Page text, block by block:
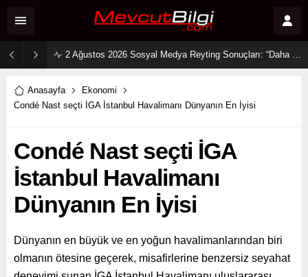
2 Ağustos 2026 Sosyal Medya Reyting Sonuçları: “Daha 17” Ekranlara Ambargo Koydu!
Anasayfa
Ekonomi
Condé Nast seçti İGA İstanbul Havalimanı Dünyanın En İyisi
Condé Nast seçti İGA
İstanbul Havalimanı
Dünyanın En İyisi
Dünyanın en büyük ve en yoğun havalimanlarından biri
olmanın ötesine geçerek, misafirlerine benzersiz seyahat